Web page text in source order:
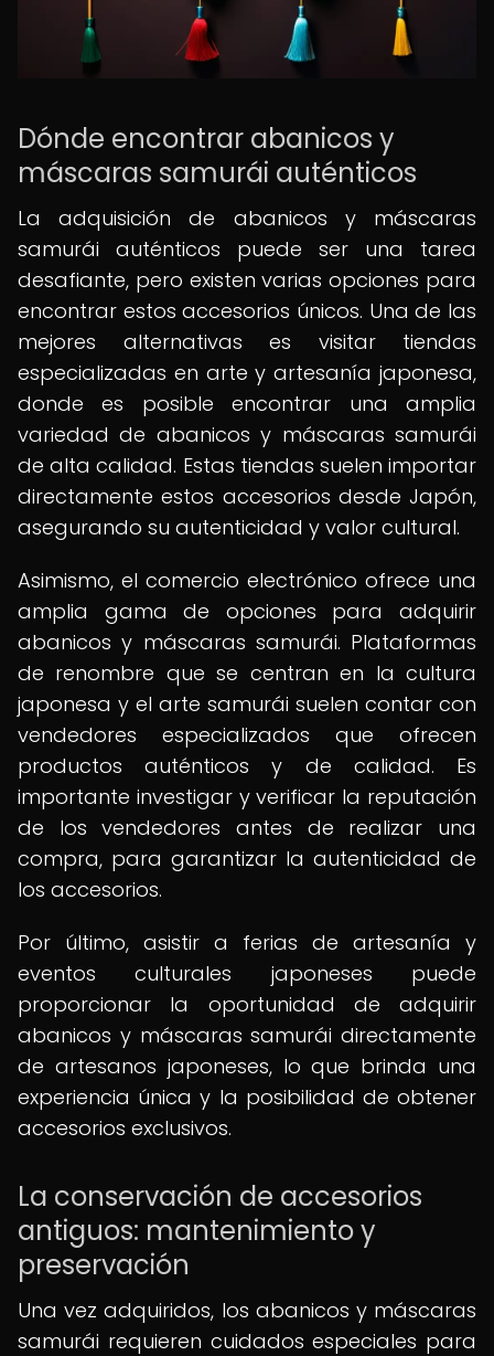
Dónde encontrar abanicos y
máscaras samurái auténticos
La adquisición de abanicos y máscaras
samurái auténticos puede ser una tarea
desafiante, pero existen varias opciones para
encontrar estos accesorios únicos. Una de las
mejores alternativas es visitar tiendas
especializadas en arte y artesanía japonesa,
donde es posible encontrar una amplia
variedad de abanicos y máscaras samurái
de alta calidad. Estas tiendas suelen importar
directamente estos accesorios desde Japón,
asegurando su autenticidad y valor cultural.
Asimismo, el comercio electrónico ofrece una
amplia gama de opciones para adquirir
abanicos y máscaras samurái. Plataformas
de renombre que se centran en la cultura
japonesa y el arte samurái suelen contar con
vendedores especializados que ofrecen
productos auténticos y de calidad. Es
importante investigar y verificar la reputación
de los vendedores antes de realizar una
compra, para garantizar la autenticidad de
los accesorios.
Por último, asistir a ferias de artesanía y
eventos culturales japoneses puede
proporcionar la oportunidad de adquirir
abanicos y máscaras samurái directamente
de artesanos japoneses, lo que brinda una
experiencia única y la posibilidad de obtener
accesorios exclusivos.
La conservación de accesorios
antiguos: mantenimiento y
preservación
Una vez adquiridos, los abanicos y máscaras
samurái requieren cuidados especiales para